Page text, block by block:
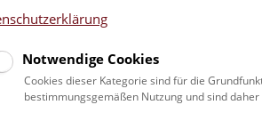
Notwendige Cookies
Cookies dieser Kategorie sind für die
bestimmungsgemäßen Nutzung und sind